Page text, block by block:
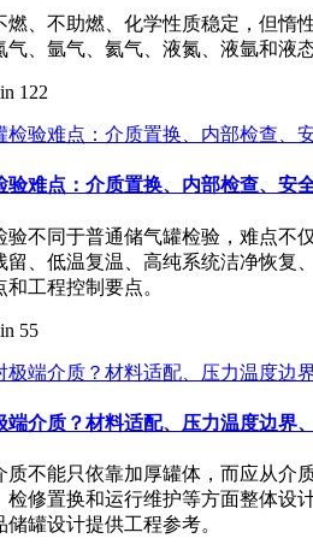
燃、不助燃、化学性质稳定，但惰
气、氩气、氦气、液氮、液氩和液
122
验难点：介质置换、内部检查、安
验不同于普通储气罐检验，难点不
留、低温复温、高纯系统洁净恢复
工程控制要点。
55
端介质？材料适配、压力温度边界
质不能只依靠加厚罐体，而应从介
检修置换和运行维护等方面整体设
罐设计提供工程参考。